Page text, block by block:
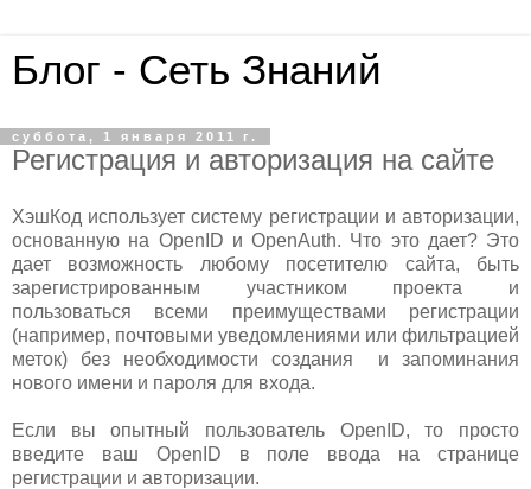
Блог - Сеть Знаний
суббота, 1 января 2011 г.
Регистрация и авторизация на сайте
ХэшКод использует систему регистрации и авторизации,
основанную на OpenID и OpenAuth. Что это дает? Это
дает возможность любому посетителю сайта, быть
зарегистрированным участником проекта и
пользоваться всеми преимуществами регистрации
(например, почтовыми уведомлениями или фильтрацией
меток) без необходимости создания и запоминания
нового имени и пароля для входа.
Если вы опытный пользователь OpenID, то просто
введите ваш OpenID в поле ввода на странице
регистрации и авторизации.